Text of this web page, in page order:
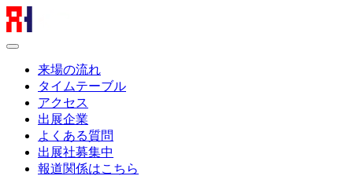
来場の流れ
タイムテーブル
アクセス
出展企業
よくある質問
出展社募集中
報道関係はこちら